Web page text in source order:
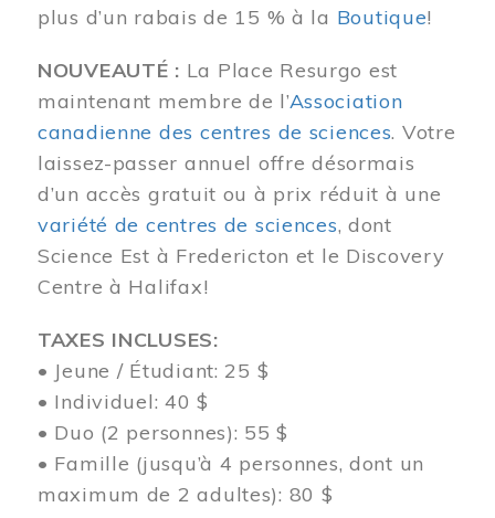
plus d’un rabais de 15 % à la Boutique!
NOUVEAUTÉ : La Place Resurgo est
maintenant membre de l’Association
canadienne des centres de sciences. Votre
laissez-passer annuel offre désormais
d’un accès gratuit ou à prix réduit à une
variété de centres de sciences, dont
Science Est à Fredericton et le Discovery
Centre à Halifax!
TAXES INCLUSES:
• Jeune / Étudiant: 25 $
• Individuel: 40 $
• Duo (2 personnes): 55 $
• Famille (jusqu’à 4 personnes, dont un
maximum de 2 adultes): 80 $